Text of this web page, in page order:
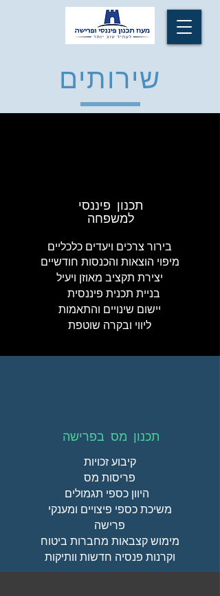
שירותים
תכנון פיננסי
למשפחה
בירור צרכים ויעדים כלכליים
מיפוי הוצאות והכנסות חודשיים
יצירת תקציב מאוזן ויעיל
בניית תכנית פיננסית
יישום שינויים והתאמות
ליווי ובקרה שוטפת
תכנון מס בפרישה
קיבוע זכויות
פריסות מס
משיכת כספי פיצויים ומענקי
פרישה
מימוש קצבאות מחברות ביטוח
וקרנות פנסיה חדשות וותיקות